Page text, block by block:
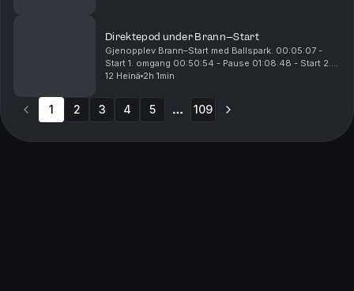
Direktepod under Brann–Start
Gjenopplev Brann–Start med Ballspark. 00:05:07 -
Start 1. omgang 00:50:54 - Pause 01:08:48 - Start 2.
omgang 01:16:04 - 0-1 til Start 01:31:20 - 1-1 til Brann
12 Heinä 2h 1min
1 2 3 4 5 109